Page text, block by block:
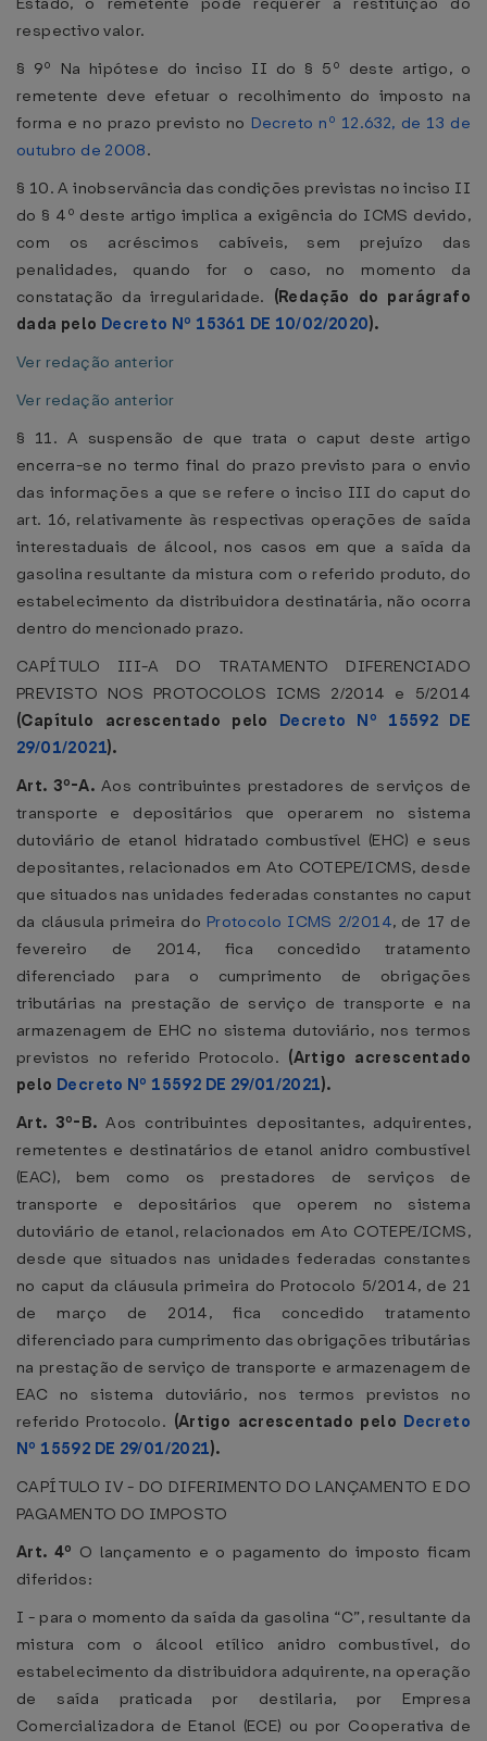
respectivo valor.
§ 9º Na hipótese do inciso II do § 5º deste artigo, o
remetente deve efetuar o recolhimento do imposto na
forma e no prazo previsto no Decreto nº 12.632, de 13 de
outubro de 2008.
§ 10. A inobservância das condições previstas no inciso II
do § 4º deste artigo implica a exigência do ICMS devido,
com os acréscimos cabíveis, sem prejuízo das
penalidades, quando for o caso, no momento da
constatação da irregularidade. (Redação do parágrafo
dada pelo Decreto Nº 15361 DE 10/02/2020).
Ver redação anterior
Ver redação anterior
§ 11. A suspensão de que trata o caput deste artigo
encerra-se no termo final do prazo previsto para o envio
das informações a que se refere o inciso III do caput do
art. 16, relativamente às respectivas operações de saída
interestaduais de álcool, nos casos em que a saída da
gasolina resultante da mistura com o referido produto, do
estabelecimento da distribuidora destinatária, não ocorra
dentro do mencionado prazo.
CAPÍTULO III-A DO TRATAMENTO DIFERENCIADO
PREVISTO NOS PROTOCOLOS ICMS 2/2014 e 5/2014
(Capítulo acrescentado pelo Decreto Nº 15592 DE
29/01/2021).
Art. 3º-A. Aos contribuintes prestadores de serviços de
transporte e depositários que operarem no sistema
dutoviário de etanol hidratado combustível (EHC) e seus
depositantes, relacionados em Ato COTEPE/ICMS, desde
que situados nas unidades federadas constantes no caput
da cláusula primeira do Protocolo ICMS 2/2014, de 17 de
fevereiro de 2014, fica concedido tratamento
diferenciado para o cumprimento de obrigações
tributárias na prestação de serviço de transporte e na
armazenagem de EHC no sistema dutoviário, nos termos
previstos no referido Protocolo. (Artigo acrescentado
pelo Decreto Nº 15592 DE 29/01/2021).
Art. 3º-B. Aos contribuintes depositantes, adquirentes,
remetentes e destinatários de etanol anidro combustível
(EAC), bem como os prestadores de serviços de
transporte e depositários que operem no sistema
dutoviário de etanol, relacionados em Ato COTEPE/ICMS,
desde que situados nas unidades federadas constantes
no caput da cláusula primeira do Protocolo 5/2014, de 21
de março de 2014, fica concedido tratamento
diferenciado para cumprimento das obrigações tributárias
na prestação de serviço de transporte e armazenagem de
EAC no sistema dutoviário, nos termos previstos no
referido Protocolo. (Artigo acrescentado pelo Decreto
Nº 15592 DE 29/01/2021).
CAPÍTULO IV - DO DIFERIMENTO DO LANÇAMENTO E DO
PAGAMENTO DO IMPOSTO
Art. 4º O lançamento e o pagamento do imposto ficam
diferidos:
I - para o momento da saída da gasolina “C”, resultante da
mistura com o álcool etílico anidro combustível, do
estabelecimento da distribuidora adquirente, na operação
de saída praticada por destilaria, por Empresa
Comercializadora de Etanol (ECE) ou por Cooperativa de